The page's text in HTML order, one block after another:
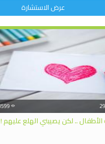
عرض الاستشارة
الأطفال .. لكن يصيبني الهلع عليهم !